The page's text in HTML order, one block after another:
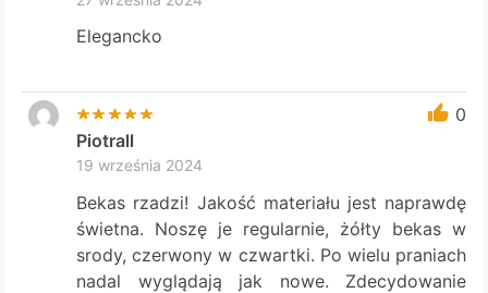
Elegancko
0
Piotrall
19 września 2024
Bekas rzadzi! Jakość materiału jest naprawdę
świetna. Noszę je regularnie, żółty bekas w
srody, czerwony w czwartki. Po wielu praniach
nadal wyglądają jak nowe. Zdecydowanie